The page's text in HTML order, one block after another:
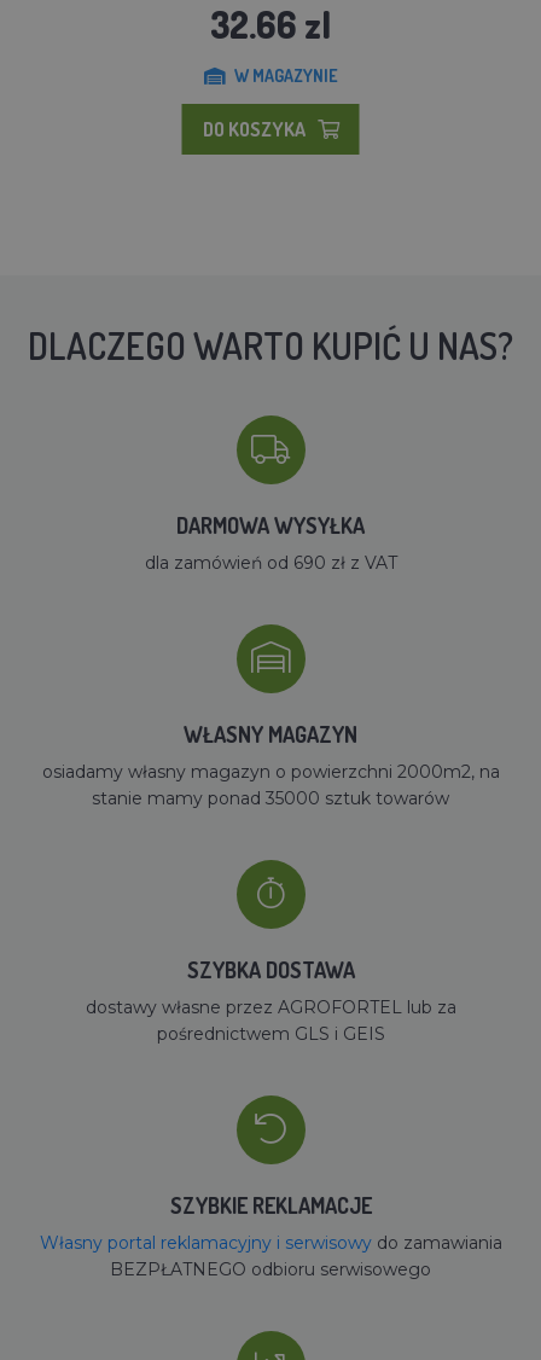
32.66 zl
W MAGAZYNIE
DO KOSZYKA
DLACZEGO WARTO KUPIĆ U NAS?
DARMOWA WYSYŁKA
dla zamówień od 690 zł z VAT
WŁASNY MAGAZYN
osiadamy własny magazyn o powierzchni 2000m2, na
stanie mamy ponad 35000 sztuk towarów
SZYBKA DOSTAWA
dostawy własne przez AGROFORTEL lub za
pośrednictwem GLS i GEIS
SZYBKIE REKLAMACJE
Własny portal reklamacyjny i serwisowydo zamawiania
BEZPŁATNEGO odbioru serwisowego